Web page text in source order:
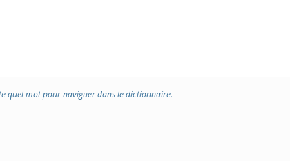
quel mot pour naviguer dans le dictionnaire.